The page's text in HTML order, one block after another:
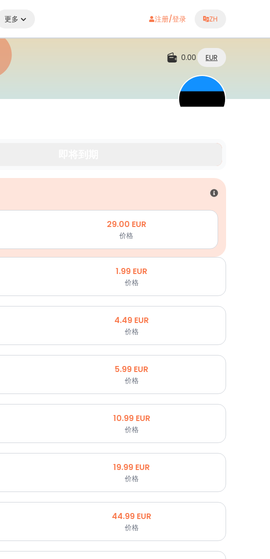
更多 注册/登录 ZH
0.00 EUR
29.00 EUR
价格
1.99 EUR
价格
4.49 EUR
价格
5.99 EUR
价格
10.99 EUR
价格
19.99 EUR
价格
44.99 EUR
价格